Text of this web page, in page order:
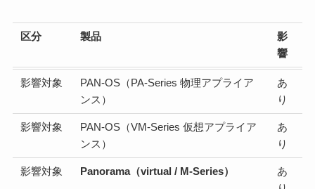
区分 製品
影
響
影響対象
PAN-OS（PA-Series 物理アプライア
ンス）
あ
り
影響対象
PAN-OS（VM-Series 仮想アプライア
ンス）
あ
り
影響対象 Panorama（virtual / M-Series）
あ